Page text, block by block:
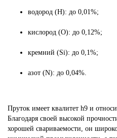
водород (H): до 0,01%;
кислород (O): до 0,12%;
кремний (Si): до 0,1%;
азот (N): до 0,04%.
Пруток имеет квалитет h9 и
Благодаря своей высокой
хорошей свариваемости, он